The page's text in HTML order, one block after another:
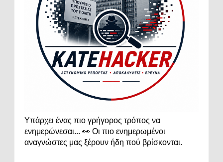
Υπάρχει ένας πιο γρήγορος τρόπος να
ενημερώνεσαι... 👀 Οι πιο ενημερωμένοι
αναγνώστες μας ξέρουν ήδη πού βρίσκονται.